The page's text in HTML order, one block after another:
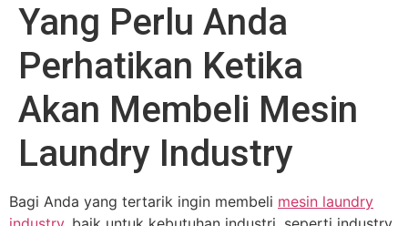
Yang Perlu Anda
Perhatikan Ketika
Akan Membeli Mesin
Laundry Industry
Bagi Anda yang tertarik ingin membeli mesin laundry